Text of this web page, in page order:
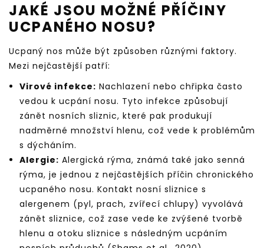
JAKÉ JSOU MOŽNÉ PŘÍČINY
UCPANÉHO NOSU?
Ucpaný nos může být způsoben různými faktory.
Mezi nejčastější patří:
Virové infekce: Nachlazení nebo chřipka často
vedou k ucpání nosu. Tyto infekce způsobují
zánět nosních sliznic, které pak produkují
nadměrné množství hlenu, což vede k problémům
s dýcháním.
Alergie: Alergická rýma, známá také jako senná
rýma, je jednou z nejčastějších příčin chronického
ucpaného nosu. Kontakt nosní sliznice s
alergenem (pyl, prach, zvířecí chlupy) vyvolává
zánět sliznice, což zase vede ke zvýšené tvorbě
hlenu a otoku sliznice s následným ucpáním